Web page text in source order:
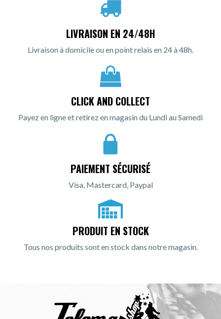
LIVRAISON EN 24/48H
Livraison à domicile ou en point relais en 24 à 48h.
CLICK AND COLLECT
Payez en ligne et retirez en magasin du Lundi au Samedi
PAIEMENT SÉCURISÉ
Visa, Mastercard, Paypal
PRODUIT EN STOCK
Tous nos produits sont en stock dans notre magasin.